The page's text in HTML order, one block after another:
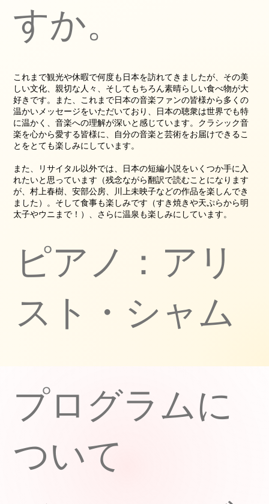
すか。
これまで観光や休暇で何度も日本を訪れてきましたが、その美
しい文化、親切な人々、そしてもちろん素晴らしい食べ物が大
好きです。また、これまで日本の音楽ファンの皆様から多くの
温かいメッセージをいただいており、日本の聴衆は世界でも特
に温かく、音楽への理解が深いと感じています。クラシック音
楽を心から愛する皆様に、自分の音楽と芸術をお届けできるこ
とをとても楽しみにしています。
また、リサイタル以外では、日本の短編小説をいくつか手に入
れたいと思っています（残念ながら翻訳で読むことになります
が、村上春樹、安部公房、川上未映子などの作品を楽しんでき
ました）。そして食事も楽しみです（すき焼きや天ぷらから明
太子やウニまで！）、さらに温泉も楽しみにしています。
ピアノ：アリ
スト・シャム
​プログラムに
ついて